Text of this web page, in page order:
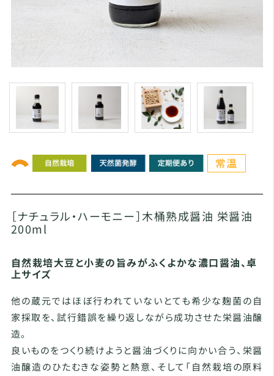
［ナチュラル・ハーモニー］木桶熟成醤油 栄醤油
200ml
自然栽培大豆と小麦の旨みがふくよかな濃口醤油、卓
上サイズ
他の蔵元ではほぼ行われていないとても希少な麹菌の自
家採取を、試行錯誤を繰り返しながら成功させた栄醤油醸
造。
良いものをつくり続けようと醤油づくりに向かい合う、栄醤
油醸造のひたむきな姿勢と熱意、そして「自然栽培の原料